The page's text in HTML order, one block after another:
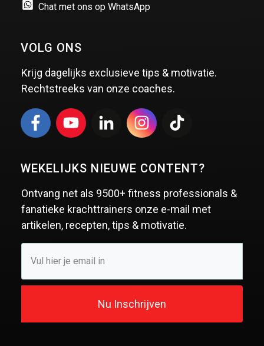
Chat met ons op WhatsApp
VOLG ONS
Krijg dagelijks exclusieve tips & motivatie.
Rechtstreeks van onze coaches.
WEKELIJKS NIEUWE CONTENT?
Ontvang net als 9500+ fitness professionals &
fanatieke krachttrainers onze e-mail met
artikelen, recepten, tips & motivatie.
Nu Inschrijven